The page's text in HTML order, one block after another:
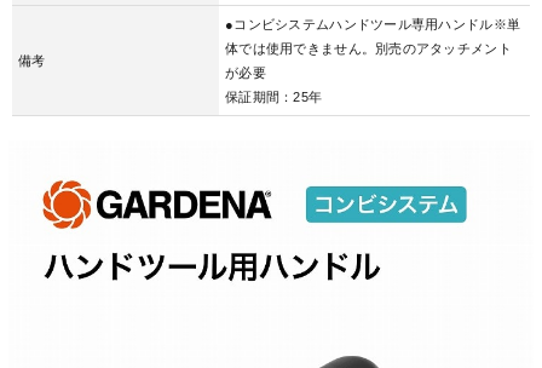
備考
●コンビシステムハンドツール専用ハンドル※単
体では使用できません。別売のアタッチメント
が必要
保証期間：25年